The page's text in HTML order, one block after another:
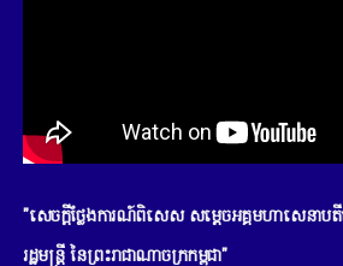
"សេចក្តីថ្លែងការណ៍ពិសេស សម្តេចអគ្គមហាសេន
រដ្ឋមន្រ្តី នៃព្រះរាជាណាចក្រកម្ពុជា"